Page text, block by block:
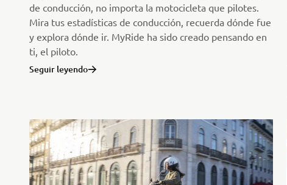
de conducción, no importa la motocicleta que pilotes.
Mira tus estadísticas de conducción, recuerda dónde fue
y explora dónde ir. MyRide ha sido creado pensando en
ti, el piloto.
Seguir leyendo